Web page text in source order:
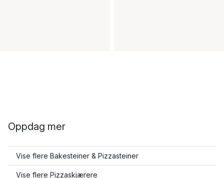
Oppdag mer
Vise flere Bakesteiner & Pizzasteiner
Vise flere Pizzaskjærere